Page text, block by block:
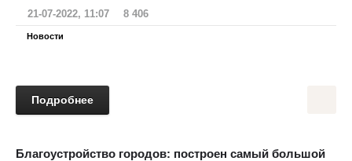
21-07-2022, 11:07 8 406
Новости
Подробнее
Благоустройство городов: построен самый большой